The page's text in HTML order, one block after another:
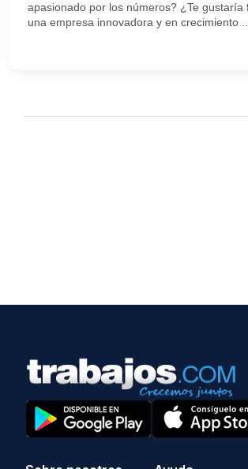
apasionado por los números? ¿Te gustaría
una empresa innovadora y en crecimiento ...